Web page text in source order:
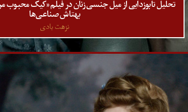
تحلیل تابوزدایی از میل جنسی زنان در فیلم «کیک محبوب
بهتاش صناعی‌ها
نزهت بادی